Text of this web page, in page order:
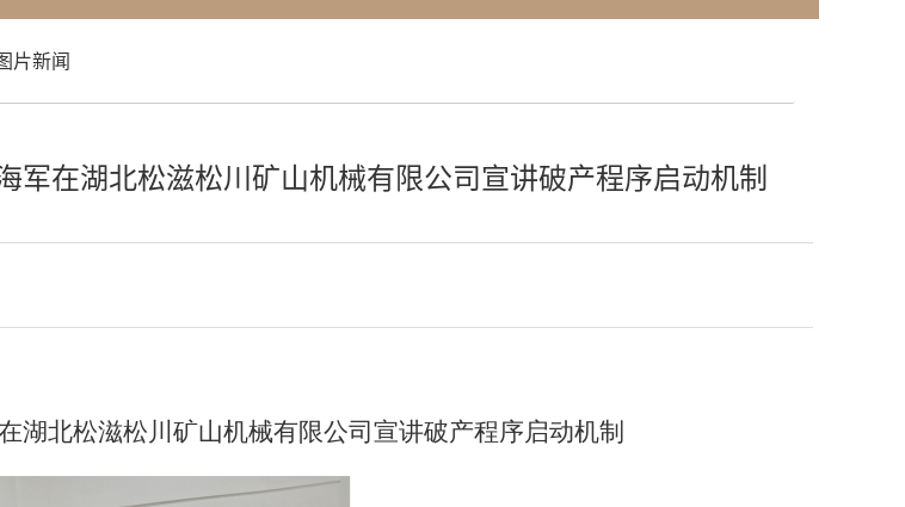
片新闻
军在湖北松滋松川矿山机械有限公司宣讲破产程序启动机制
湖北松滋松川矿山机械有限公司宣讲破产程序启动机制